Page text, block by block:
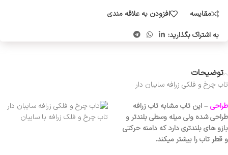
مقایسه
افزودن به علاقه مندی
به اشتراک بگذارید:
توضیحات
تاب چرخ و فلکی زرافه سایبان دار
تاب چرخ و فلک زرافه با سایبان
طراحی– این تاب مشابه تاب زرافه
طراحی شده ولی میله وسطی بلندتر و
بازو های بلندتری دارد که دامنه حرکتی
و قطر تاب را بیشتر میکند.